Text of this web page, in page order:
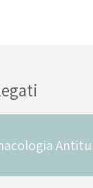
Salute
vari